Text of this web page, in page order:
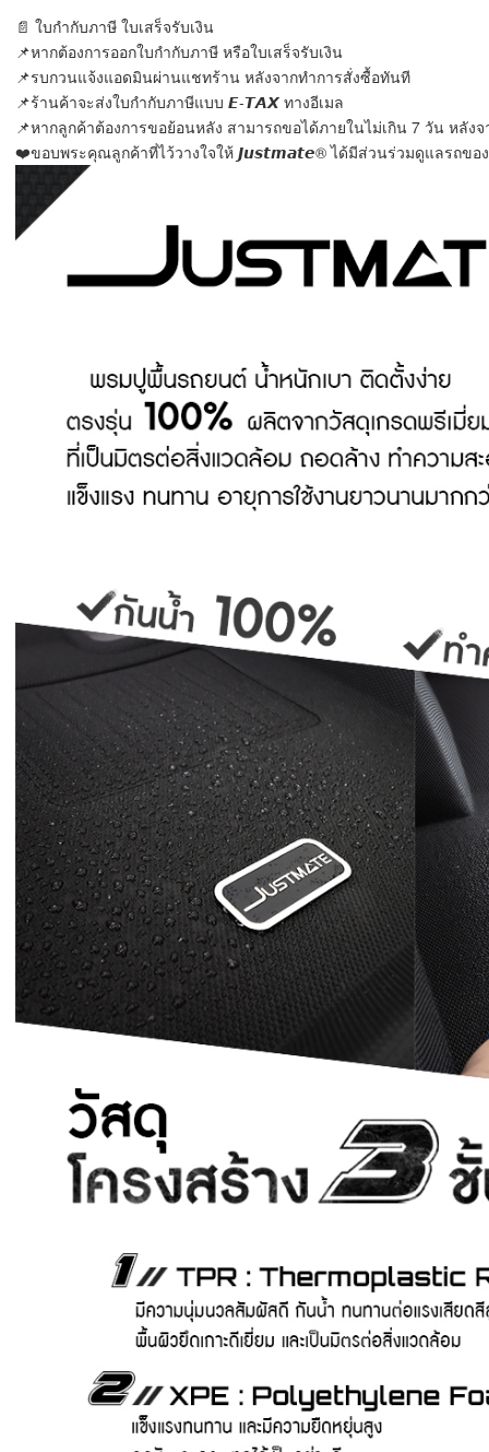
📄 ใบกำกับภาษี ใบเสร็จรับเงิน
📌หากต้องการออกใบกำกับภาษี หรือใบเสร็จรับเงิน
📌รบกวนแจ้งแอดมินผ่านแชทร้าน หลังจากทำการสั่งซื้อทันที
📌ร้านค้าจะส่งใบกำกับภาษีแบบ 𝙀-𝙏𝘼𝙓 ทางอีเมล
📌หากลูกค้าต้องการขอย้อนหลัง สามารถขอได้ภายในไม่เกิน 7 วัน หลัง
❤️ขอบพระคุณลูกค้าที่ไว้วางใจให้ 𝙅𝙪𝙨𝙩𝙢𝙖𝙩𝙚® ได้มีส่วนร่วมดูแลรถขอ